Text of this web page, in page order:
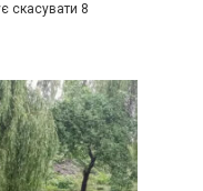
скасувати 8